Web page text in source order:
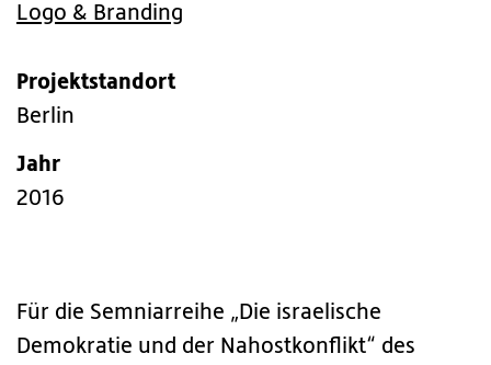
Logo & Branding
Projektstandort
Berlin
Jahr
2016
Für die Semniarreihe „Die israelische
Demokratie und der Nahostkonflikt“ des